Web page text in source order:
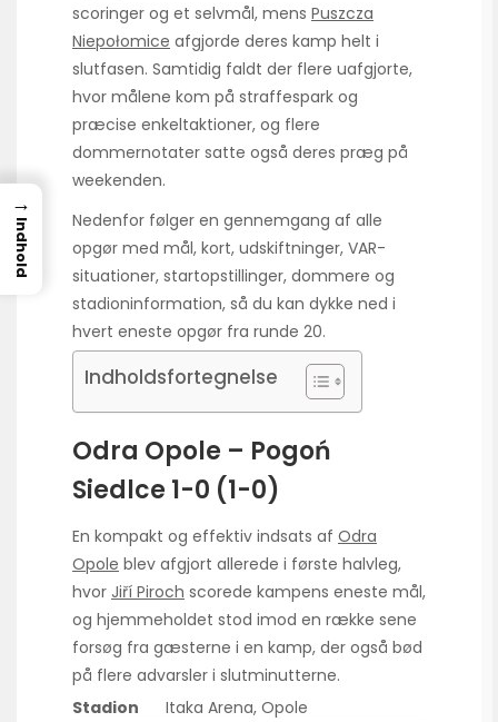
scoringer og et selvmål, mens Puszcza
Niepołomice afgjorde deres kamp helt i
slutfasen. Samtidig faldt der flere uafgjorte,
hvor målene kom på straffespark og
præcise enkeltaktioner, og flere
dommernotater satte også deres præg på
weekenden.
Nedenfor følger en gennemgang af alle
opgør med mål, kort, udskiftninger, VAR-
situationer, startopstillinger, dommere og
stadioninformation, så du kan dykke ned i
hvert eneste opgør fra runde 20.
Indholdsfortegnelse
Odra Opole – Pogoń
Siedlce 1-0 (1-0)
En kompakt og effektiv indsats af Odra
Opole blev afgjort allerede i første halvleg,
hvor Jiří Piroch scorede kampens eneste mål,
og hjemmeholdet stod imod en række sene
forsøg fra gæsterne i en kamp, der også bød
på flere advarsler i slutminutterne.
Stadion
Itaka Arena, Opole
→
Indhold